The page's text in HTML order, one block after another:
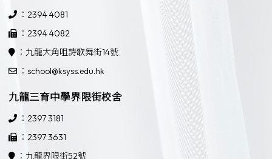
：2394 4081
：2394 4082
：九龍大角咀詩歌舞街14號
：school@ksyss.edu.hk
九龍三育中學界限街校舍
：2397 3181
：2397 3631
：九龍界限街52號